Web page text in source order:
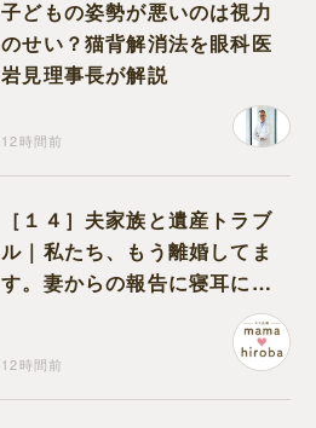
子どもの姿勢が悪いのは視力
のせい？猫背解消法を眼科医
岩見理事長が解説
12時間前
［１４］夫家族と遺産トラブ
ル｜私たち、もう離婚してま
す。妻からの報告に寝耳に水
12時間前